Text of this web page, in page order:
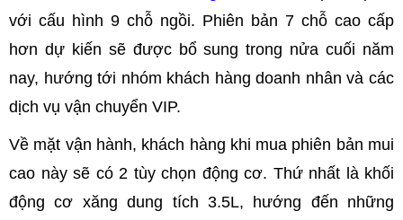
với cấu hình 9 chỗ ngồi. Phiên bản 7 chỗ cao cấp
hơn dự kiến sẽ được bổ sung trong nửa cuối năm
nay, hướng tới nhóm khách hàng doanh nhân và các
dịch vụ vận chuyển VIP.
Về mặt vận hành, khách hàng khi mua phiên bản mui
cao này sẽ có 2 tùy chọn động cơ. Thứ nhất là khối
động cơ xăng dung tích 3.5L, hướng đến những